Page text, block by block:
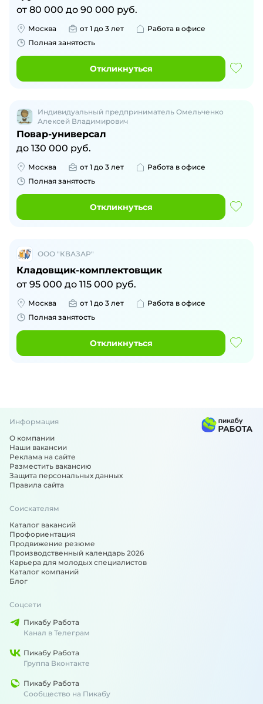
от 80 000 до 90 000 руб.
Москва от 1 до 3 лет
Работа в офисе
Полная занятость
Откликнуться
Индивидуальный предприниматель Омельченко
Алексей Владимирович
Повар-универсал
до 130 000 руб.
Москва от 1 до 3 лет
Работа в офисе
Полная занятость
Откликнуться
ООО "КВАЗАР"
Кладовщик-комплектовщик
от 95 000 до 115 000 руб.
Москва от 1 до 3 лет
Работа в офисе
Полная занятость
Откликнуться
Информация
О компании
Наши вакансии
Реклама на сайте
Разместить вакансию
Защита персональных данных
Правила сайта
Соискателям
Каталог вакансий
Профориентация
Продвижение резюме
Производственный календарь 2026
Карьера для молодых специалистов
Каталог компаний
Блог
Соцсети
Пикабу Работа
Канал в Телеграм
Пикабу Работа
Группа Вконтакте
Пикабу Работа
Сообщество на Пикабу